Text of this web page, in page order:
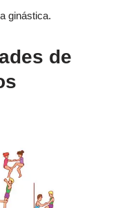
ginástica.
de